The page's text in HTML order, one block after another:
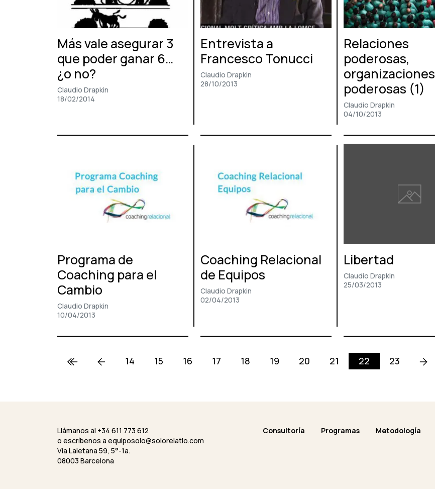
Más vale asegurar 3
que poder ganar 6…
¿o no?
Claudio Drapkin
18/02/2014
Entrevista a
Francesco Tonucci
Claudio Drapkin
28/10/2013
Relaciones
poderosas,
organizaciones
poderosas (1)
Claudio Drapkin
04/10/2013
Programa de
Coaching para el
Cambio
Claudio Drapkin
10/04/2013
Coaching Relacional
de Equipos
Claudio Drapkin
02/04/2013
Libertad
Claudio Drapkin
25/03/2013
14 15 16 17 18 19 20 21 22 (current)
23
Llámanos al +34 611 773 612
o escríbenos a equiposolo@solorelatio.com
Vía Laietana 59, 5°-1a.
08003 Barcelona
Consultoría Programas Metodología